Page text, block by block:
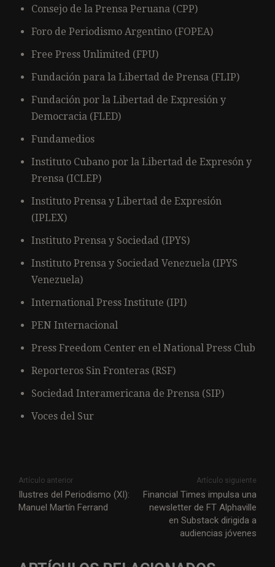
Consejo de la Prensa Peruana (CPP)
Foro de Periodismo Argentino (FOPEA)
Free Press Unlimited (FPU)
Fundación para la Libertad de Prensa (FLIP)
Fundación por la Libertad de Expresión y
Democracia (FLED)
Fundamedios
Instituto Cubano por la Libertad de Expresón y
Prensa (ICLEP)
Instituto Prensa y Libertad de Expresión
(IPLEX)
Instituto Prensa y Sociedad (IPYS)
Instituto Prensa y Sociedad Venezuela (IPYS
Venezuela)
International Press Institute (IPI)
PEN Internacional
Press Freedom Center en el National Press Club
Reporteros Sin Fronteras (RSF)
Sociedad Interamericana de Prensa (SIP)
Voces del Sur
Artículo anterior
Ilustres del Periodismo (XI):
Manuel Martín Ferrand
Artículo siguiente
Financial Times impulsa una
newsletter de FT Alphaville
en Substack dirigida a
audiencias jóvenes